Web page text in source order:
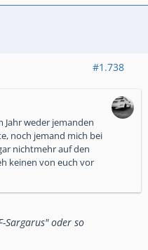
#1.738
Jahr weder jemanden
noch jemand mich bei
nichtmehr auf den
keinen von euch vor
Sargarus" oder so